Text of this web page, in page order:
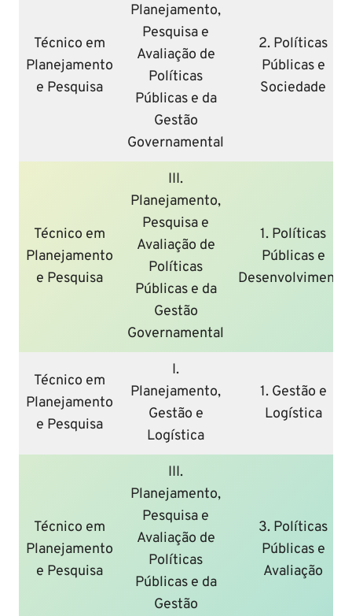
Técnico em
Planejamento
e Pesquisa
Planejamento,
Pesquisa e
Avaliação de
Políticas
Públicas e da
Gestão
Governamental
2. Políticas
Públicas e
Sociedade
Técnico em
Planejamento
e Pesquisa
III.
Planejamento,
Pesquisa e
Avaliação de
Políticas
Públicas e da
Gestão
Governamental
1. Políticas
Públicas e
Desenvolvimento
Técnico em
Planejamento
e Pesquisa
I.
Planejamento,
Gestão e
Logística
1. Gestão e
Logística
Técnico em
Planejamento
e Pesquisa
III.
Planejamento,
Pesquisa e
Avaliação de
Políticas
Públicas e da
Gestão
3. Políticas
Públicas e
Avaliação